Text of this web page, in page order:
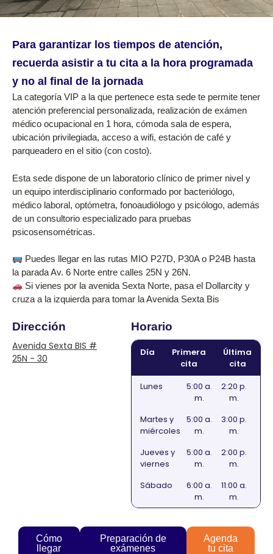
Para garantizar los tiempos de atención,
recuerda asistir a tu cita a la hora programada
y no al final de la jornada
La categoría VIP a la que pertenece esta sede te permite tener
atención preferencial personalizada, realización de exámen
médico ocupacional en 1 hora, cómoda sala de espera,
ubicación privilegiada, acceso a wifi, estación de café y
parqueadero en el sitio (con costo).
Esta sede dispone de un laboratorio clínico de primer nivel y
un equipo interdisciplinario conformado por bacteriólogo,
médico laboral, optómetra, fonoaudiólogo y psicólogo, además
de un consultorio especializado para pruebas
psicosensométricas.
Puedes llegar en las rutas MIO P27D, P30A o P24B hasta
la parada Av. 6 Norte entre calles 25N y 26N.
Si vienes por la avenida Sexta Norte, pasa el Dollarcity y
cruza a la izquierda para tomar la Avenida Sexta Bis
Dirección
Avenida Sexta BIS #
25N - 30
Horario
Día
Primera
cita
Última
cita
Lunes
5:00 a.
m.
2:20 p.
m.
Martes y
miércoles
5:00 a.
m.
3:00 p.
m.
Jueves y
viernes
5:00 a.
m.
2:00 p.
m.
Sábado
6:00 a.
m.
11:00 a.
m.
Cómo
llegar
Preparación de
exámenes
Agenda
tu cita